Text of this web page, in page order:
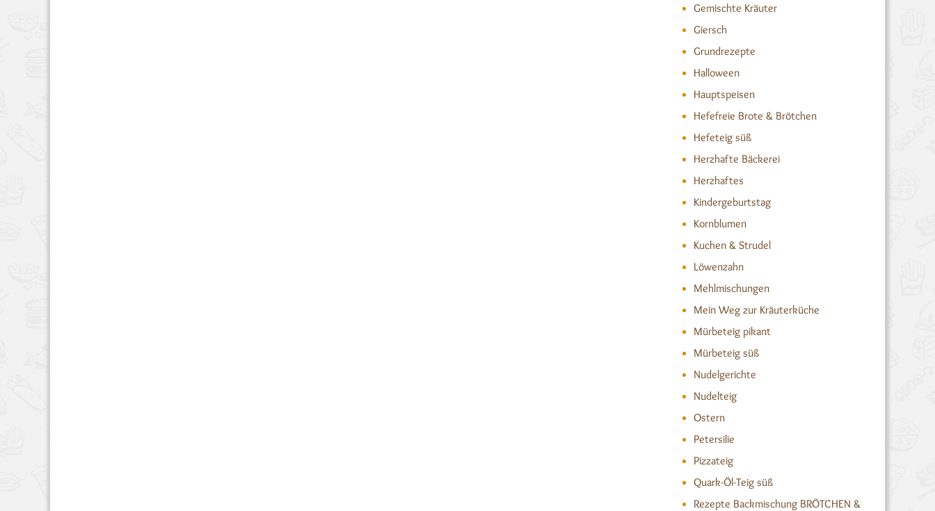
Gemischte Kräuter
Giersch
Grundrezepte
Halloween
Hauptspeisen
Hefefreie Brote & Brötchen
Hefeteig süß
Herzhafte Bäckerei
Herzhaftes
Kindergeburtstag
Kornblumen
Kuchen & Strudel
Löwenzahn
Mehlmischungen
Mein Weg zur Kräuterküche
Mürbeteig pikant
Mürbeteig süß
Nudelgerichte
Nudelteig
Ostern
Petersilie
Pizzateig
Quark-Öl-Teig süß
Rezepte Backmischung BRÖTCHEN &